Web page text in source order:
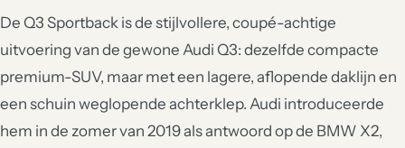
De Q3 Sportback is de stijlvollere, coupé-achtige
uitvoering van de gewone Audi Q3: dezelfde compacte
premium-SUV, maar met een lagere, aflopende daklijn en
een schuin weglopende achterklep. Audi introduceerde
hem in de zomer van 2019 als antwoord op de BMW X2,